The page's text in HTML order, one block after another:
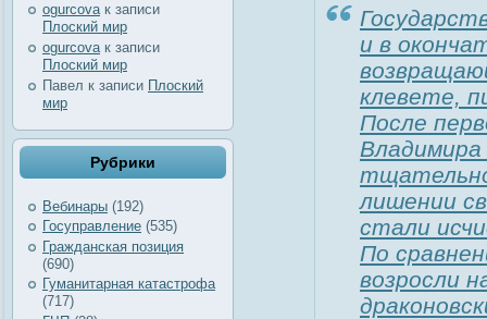
ogurcovaк записи
Плоский мир
ogurcova к записи
Плоский мир
Павел к записи Плоский
мир
Рубрики
Вебинары (192)
Госуправление (535)
Гражданская позиция
(690)
Гуманитарная катастрофа
(717)
и в
клевете,
После
лишении
стали
По
возросли